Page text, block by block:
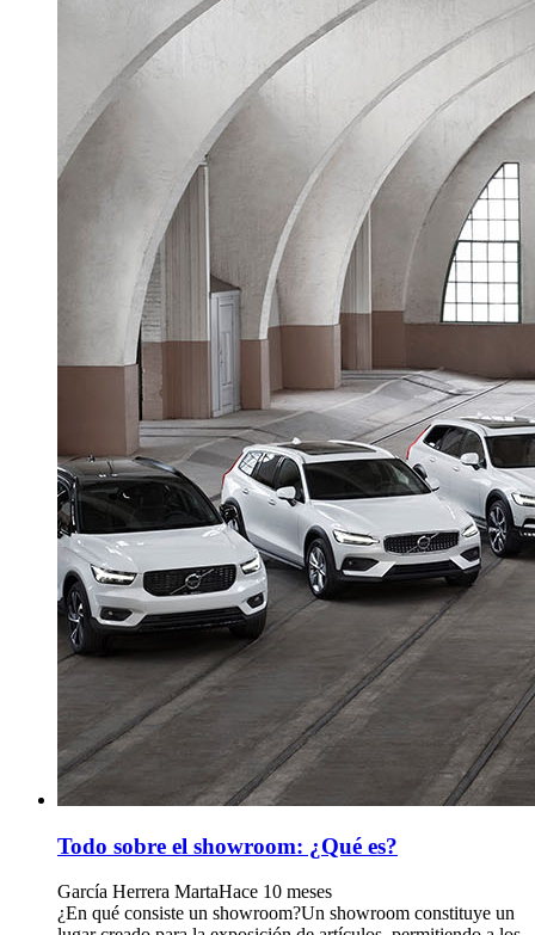
Todo sobre el showroom: ¿Qué es?
García Herrera MartaHace 10 meses
¿En qué consiste un showroom?Un showroom constituye un